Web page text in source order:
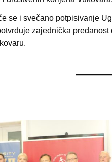
se i svečano potpisivanje
zajednička